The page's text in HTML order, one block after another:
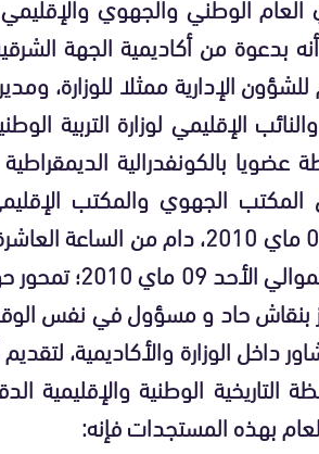
بدعوة من أكاديمية الجهة
الإدارية ممثلا للوزارة،
الإقليمي لوزارة التربية
عضويا بالكونفدرالية
الجهوي والمكتب
الأكاديمية بوجدة يوم السبت 08 ماي
الواحدة والربع من
بنقاش حاد و مسؤول في نفس
داخل الوزارة والأكاديمية،
الوطنية والإقليمية
بهذه المستجدات فإنه: